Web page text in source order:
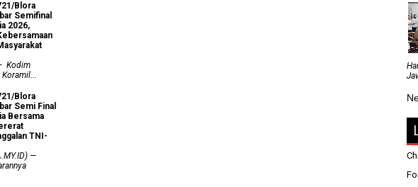
Blora
Semifinal
2026,
Kodim
Blora
Semi Final
Bersama
TNI-
—